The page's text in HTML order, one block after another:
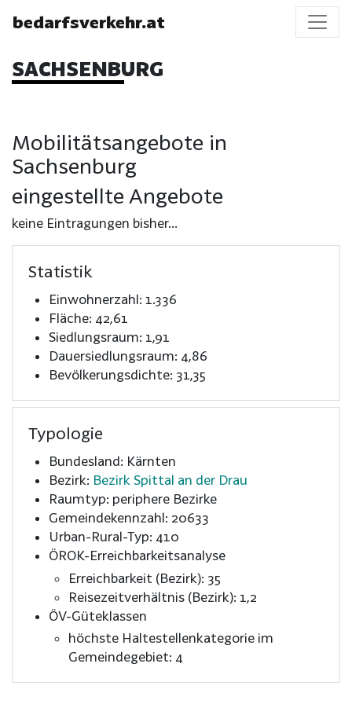
bedarfsverkehr.at
SACHSENBURG
Mobilitätsangebote in
Sachsenburg
eingestellte Angebote
keine Eintragungen bisher...
Statistik
Einwohnerzahl: 1.336
Fläche: 42,61
Siedlungsraum: 1,91
Dauersiedlungsraum: 4,86
Bevölkerungsdichte: 31,35
Typologie
Bundesland: Kärnten
Bezirk: Bezirk Spittal an der Drau
Raumtyp: periphere Bezirke
Gemeindekennzahl: 20633
Urban-Rural-Typ: 410
ÖROK-Erreichbarkeitsanalyse
Erreichbarkeit (Bezirk): 35
Reisezeitverhältnis (Bezirk): 1,2
ÖV-Güteklassen
höchste Haltestellenkategorie im
Gemeindegebiet: 4